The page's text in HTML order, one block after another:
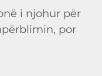
i njohur për
por